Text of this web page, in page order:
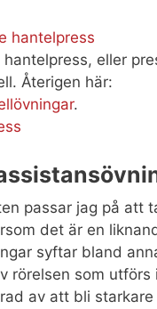
hantelpress
hantelpress, eller
Återigen här:
.
passar jag på att
det är en
syftar bland
rörelsen som utförs
av att bli starkare